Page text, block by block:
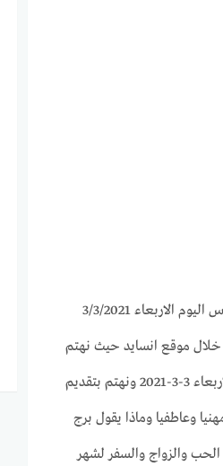
3 مارس 2021 نقدمه لكم من خلال موقع انسايد حيث نهتم
بجميع الأبراج وحظك اليوم 3/3/2021 جاكلين عقيقي والأبراج اليوم الاربعاء 3-3-2021 ونهتم بتقديم
من الناحية صحيا ومهنيا وعاطفيا وماذا يقول برج
والزواج والسفر لشهر